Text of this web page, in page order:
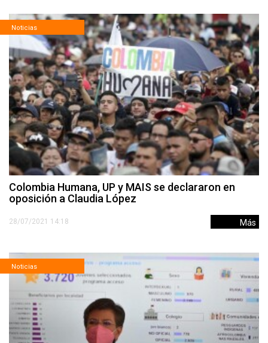
Noticias
Colombia Humana, UP y MAIS se declararon en
oposición a Claudia López
28/07/2021 14:18 Más
Noticias